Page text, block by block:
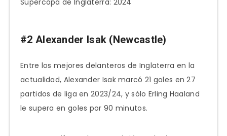
Supercopa de Inglaterra: 2024
#2 Alexander Isak (Newcastle)
Entre los mejores delanteros de Inglaterra en la
actualidad, Alexander Isak marcó 21 goles en 27
partidos de liga en 2023/24, y sólo Erling Haaland
le supera en goles por 90 minutos.